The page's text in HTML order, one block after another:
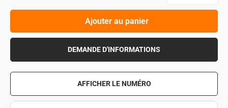
Ajouter au panier
DEMANDE D'INFORMATIONS
AFFICHER LE NUMÉRO